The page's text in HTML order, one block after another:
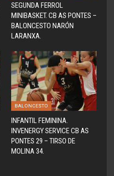
SEGUNDA FERROL
MINIBASKET. CB AS PONTES –
BALONCESTO NARÓN
LARANXA.
BALONCESTO
INFANTIL FEMININA.
INVENERGY SERVICE CB AS
PONTES 29 – TIRSO DE
MOLINA 34.